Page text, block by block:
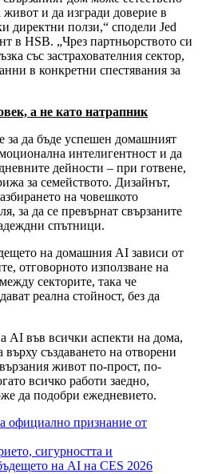
и да изгради доверие в
директни ползи,“ сподели Jed
в HSB. „Чрез партньорството си
със застрахователния сектор,
в конкретни спестявания за
а не като натрапник
за да бъде успешен домашният
интелигентност и да
дейности – при готвене,
за семейството. Дизайнът,
на човешкото
за да се превърнат свързаните
спътници.
на домашния AI зависи от
отговорното използване на
секторите, така че
реална стойност, без да
AI във всички аспекти на дома,
върху създаването на отворени
живот по-прост, по-
всичко работи заедно,
да подобри ежедневието.
официално признание от
сигурността и
на AI на CES 2026